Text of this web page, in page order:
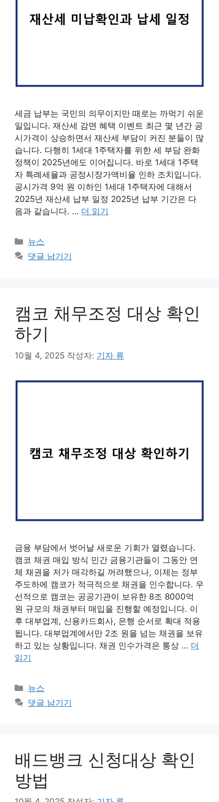
세금 납부는 국민의 의무이지만 때로는 까먹기 쉬운
일입니다. 재산세 감면 혜택 이벤트 최근 몇 년간 공
시가격이 상승하면서 재산세 부담이 커진 분들이 많
습니다. 다행히 1세대 1주택자를 위한 세 부담 완화
정책이 2025년에도 이어집니다. 바로 1세대 1주택
자 특례세율과 공정시장가액비율 인하 조치입니다.
공시가격 9억 원 이하인 1세대 1주택자에 대해서
2025년 재산세 납부 일정 2025년 납부 기간은 다
음과 같습니다. … 더 읽기
카
테
뉴스
댓글 남기기
캠코 채무조정 대상 확인
하기
10월 4, 2025 작성자: 기자 류
금융 부담에서 벗어날 새로운 기회가 열렸습니다.
캠코 채권 매입 방식 민간 금융기관들이 그동안 연
체 채권을 저가 매각하길 꺼려했으나, 이제는 정부
주도하에 캠코가 적극적으로 채권을 인수합니다. 우
선적으로 캠코는 공공기관이 보유한 8조 8000억
원 규모의 채권부터 매입을 진행할 예정입니다. 이
후 대부업계, 신용카드회사, 은행 순서로 확대 적용
됩니다. 대부업계에서만 2조 원을 넘는 채권을 보유
하고 있는 상황입니다. 채권 인수가격은 통상 … 더
읽기
카
테
고
뉴스
댓글 남기기
배드뱅크 신청대상 확인
방법